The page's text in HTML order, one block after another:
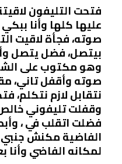
فتحت التليفون
عليها كلها وأنا
صوته، فجأة لاقيت
بيتصل، فضل يتصل
وهو مكتوب على
صوته وأقفل تاني،
نتقابل لازم نتكلم،
وقفلت تليفوني
فضلت اتقلب في ،
الفاضية مكنش
لمكانه الفاضي وأنا